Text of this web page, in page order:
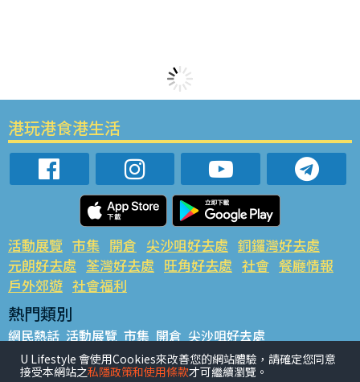
港玩港食港生活
活動展覽 市集 開倉 尖沙咀好去處 銅鑼灣好去處
元朗好去處 荃灣好去處 旺角好去處 社會 餐廳情報
戶外郊遊 社會福利
熱門類別
網民熱話 活動展覽 市集 開倉 尖沙咀好去處
銅鑼灣好去處 元朗好去處 荃灣好去處 旺角好去處 社會
餐廳情報 戶外郊遊
U Lifestyle 會使用Cookies來改善您的網站體驗，請確定您同意
接受本網站之私隱政策和使用條款才可繼續瀏覽。